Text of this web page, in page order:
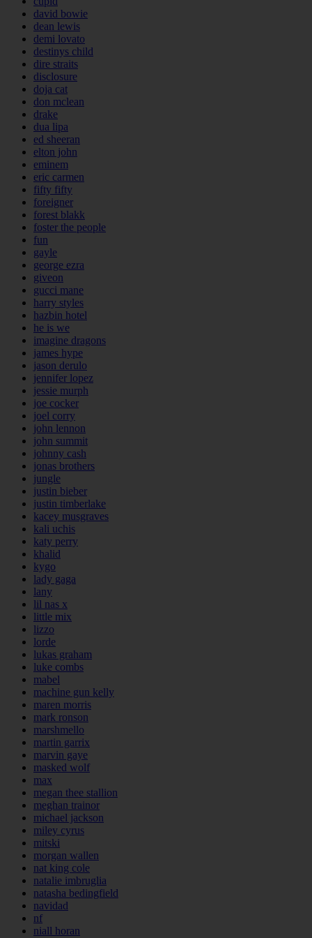
david bowie
dean lewis
demi lovato
destinys child
dire straits
disclosure
doja cat
don mclean
drake
dua lipa
ed sheeran
elton john
eminem
eric carmen
fifty fifty
foreigner
forest blakk
foster the people
fun
gayle
george ezra
giveon
gucci mane
harry styles
hazbin hotel
he is we
imagine dragons
james hype
jason derulo
jennifer lopez
jessie murph
joe cocker
joel corry
john lennon
john summit
johnny cash
jonas brothers
jungle
justin bieber
justin timberlake
kacey musgraves
kali uchis
katy perry
khalid
kygo
lady gaga
lany
lil nas x
little mix
lizzo
lorde
lukas graham
luke combs
mabel
machine gun kelly
maren morris
mark ronson
marshmello
martin garrix
marvin gaye
masked wolf
max
megan thee stallion
meghan trainor
michael jackson
miley cyrus
mitski
morgan wallen
nat king cole
natalie imbruglia
natasha bedingfield
navidad
nf
niall horan